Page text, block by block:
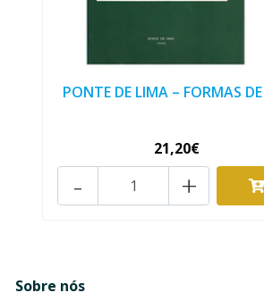
PONTE DE LIMA – FORMAS DE
21,20€
+
-
Sobre nós